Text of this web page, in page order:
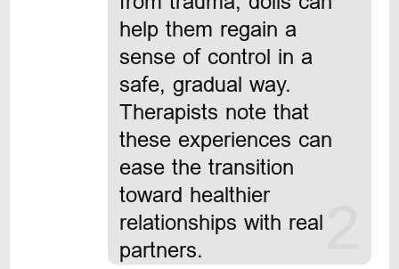
help them regain a
sense of control in a
safe, gradual way.
Therapists note that
these experiences can
ease the transition
toward healthier
relationships with real
partners.